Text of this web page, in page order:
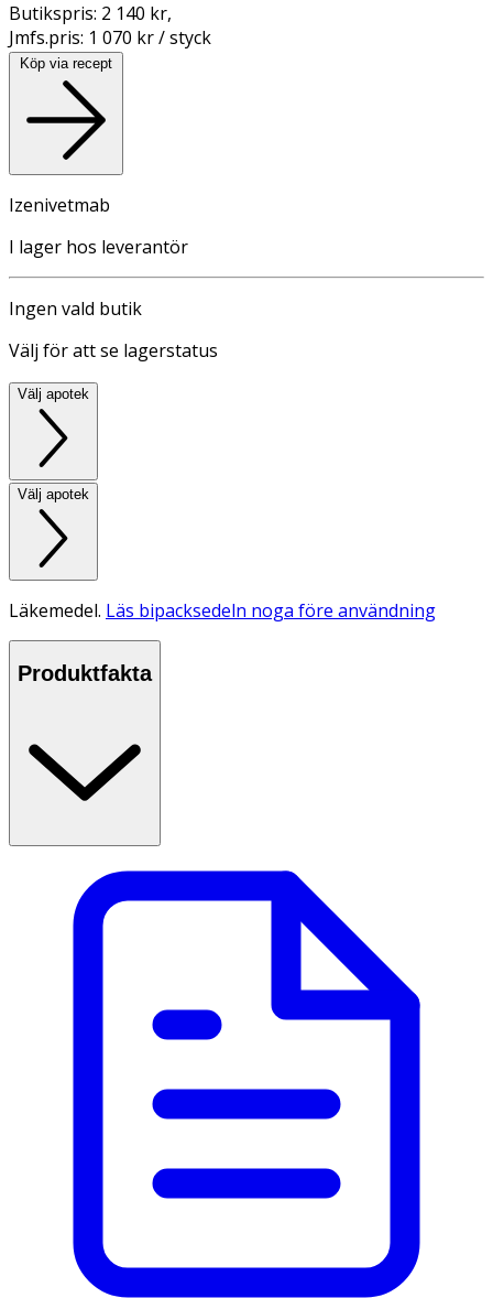
Butikspris: 2 140 kr,
Jmfs.pris: 1 070 kr / styck
Köp via recept
Izenivetmab
I lager hos leverantör
Ingen vald butik
Välj för att se lagerstatus
Välj apotek
Välj apotek
Läkemedel. Läs bipacksedeln noga före användning
Produktfakta